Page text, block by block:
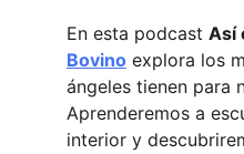
En esta podcast Así
Bovino explora los
ángeles tienen para
Aprenderemos a
interior y